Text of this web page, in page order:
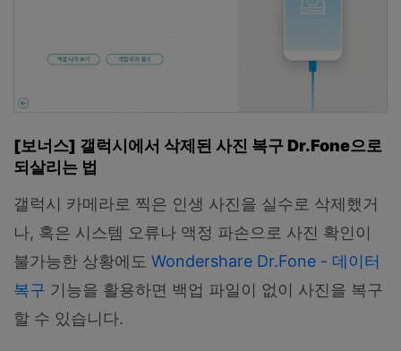
[보너스] 갤럭시에서 삭제된 사진 복구 Dr.Fone으로
되살리는 법
갤럭시 카메라로 찍은 인생 사진을 실수로 삭제했거
나, 혹은 시스템 오류나 액정 파손으로 사진 확인이
불가능한 상황에도 Wondershare Dr.Fone - 데이터
복구 기능을 활용하면 백업 파일이 없이 사진을 복구
할 수 있습니다.